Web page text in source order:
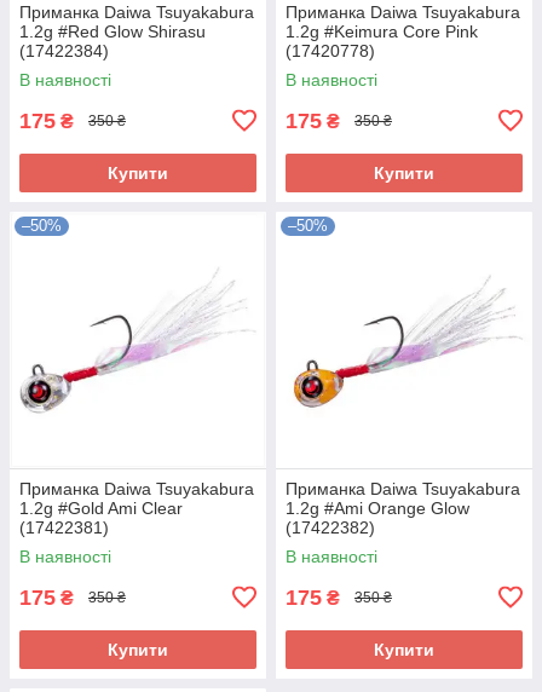
Приманка Daiwa Tsuyakabura
1.2g #Red Glow Shirasu
(17422384)
В наявності
175 ₴ 350 ₴
Купити
Приманка Daiwa Tsuyakabura
1.2g #Keimura Core Pink
(17420778)
В наявності
175 ₴ 350 ₴
Купити
–50%
Приманка Daiwa Tsuyakabura
1.2g #Gold Ami Clear
(17422381)
В наявності
175 ₴ 350 ₴
Купити
–50%
Приманка Daiwa Tsuyakabura
1.2g #Ami Orange Glow
(17422382)
В наявності
175 ₴ 350 ₴
Купити